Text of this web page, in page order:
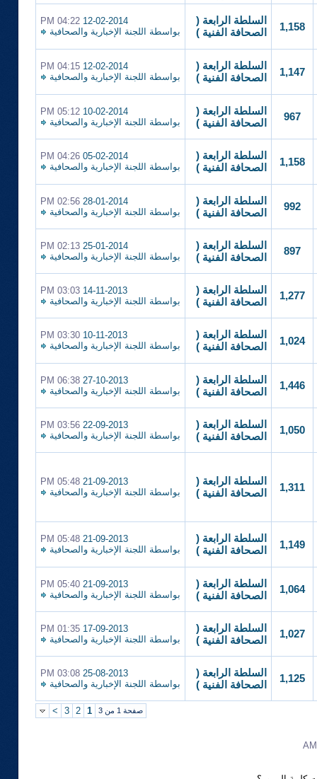
1,158
السلطة الرابعة (
الصحافة الفنية )
12-02-2014
04:22 PM
بواسطة اللجنة الإخبارية والصحافية
1,147
السلطة الرابعة (
الصحافة الفنية )
12-02-2014
04:15 PM
بواسطة اللجنة الإخبارية والصحافية
967
السلطة الرابعة (
الصحافة الفنية )
10-02-2014
05:12 PM
بواسطة اللجنة الإخبارية والصحافية
1,158
السلطة الرابعة (
الصحافة الفنية )
05-02-2014
04:26 PM
بواسطة اللجنة الإخبارية والصحافية
992
السلطة الرابعة (
الصحافة الفنية )
28-01-2014
02:56 PM
بواسطة اللجنة الإخبارية والصحافية
897
السلطة الرابعة (
الصحافة الفنية )
25-01-2014
02:13 PM
بواسطة اللجنة الإخبارية والصحافية
1,277
السلطة الرابعة (
الصحافة الفنية )
14-11-2013
03:03 PM
بواسطة اللجنة الإخبارية والصحافية
1,024
السلطة الرابعة (
الصحافة الفنية )
10-11-2013
03:30 PM
بواسطة اللجنة الإخبارية والصحافية
1,446
السلطة الرابعة (
الصحافة الفنية )
27-10-2013
06:38 PM
بواسطة اللجنة الإخبارية والصحافية
1,050
السلطة الرابعة (
الصحافة الفنية )
22-09-2013
03:56 PM
بواسطة اللجنة الإخبارية والصحافية
1,311
السلطة الرابعة (
الصحافة الفنية )
21-09-2013
05:48 PM
بواسطة اللجنة الإخبارية والصحافية
1,149
السلطة الرابعة (
الصحافة الفنية )
21-09-2013
05:48 PM
بواسطة اللجنة الإخبارية والصحافية
1,064
السلطة الرابعة (
الصحافة الفنية )
21-09-2013
05:40 PM
بواسطة اللجنة الإخبارية والصحافية
1,027
السلطة الرابعة (
الصحافة الفنية )
17-09-2013
01:35 PM
بواسطة اللجنة الإخبارية والصحافية
1,125
السلطة الرابعة (
الصحافة الفنية )
25-08-2013
03:08 PM
بواسطة اللجنة الإخبارية والصحافية
صفحة 1 من 3 1
2
3
>